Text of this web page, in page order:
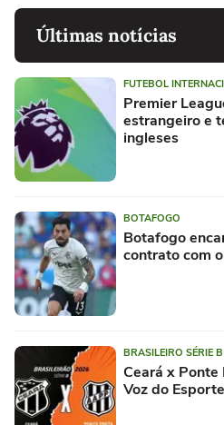
Últimas notícias
FUTEBOL
Premier
estrangeiro e
ingleses
BOTAFOGO
Botafogo
contrato com
BRASILEIRO SÉRIE B
Ceará x Ponte
Voz do